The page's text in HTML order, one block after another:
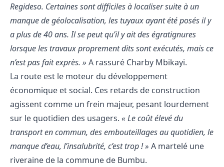
Regideso. Certaines sont difficiles à localiser suite à un
manque de géolocalisation, les tuyaux ayant été posés il y
a plus de 40 ans. Il se peut qu’il y ait des égratignures
lorsque les travaux proprement dits sont exécutés, mais ce
n’est pas fait exprès. » A rassuré Charby Mbikayi.
La route est le moteur du développement
économique et social. Ces retards de construction
agissent comme un frein majeur, pesant lourdement
sur le quotidien des usagers. « Le coût élevé du
transport en commun, des embouteillages au quotidien, le
manque d’eau, l’insalubrité, c’est trop ! » A martelé une
riveraine de la commune de Bumbu.